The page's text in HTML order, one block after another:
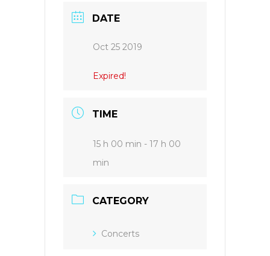
DATE
Oct 25 2019
Expired!
TIME
15 h 00 min - 17 h 00
min
CATEGORY
Concerts